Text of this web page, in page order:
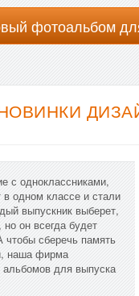
фотоальбом
с одноклассниками,
в одном классе и стали
выпускник выберет,
он всегда будет
сберечь память
наша фирма
альбомов для выпуска